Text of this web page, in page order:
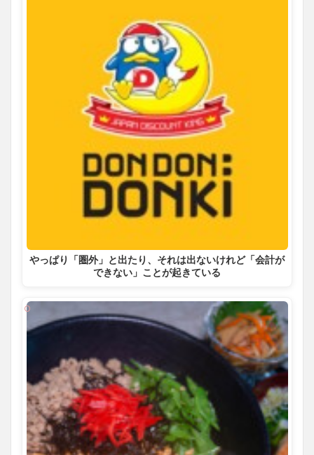
やっぱり「圏外」と出たり、それは出ないけれど「会計が
できない」ことが起きている